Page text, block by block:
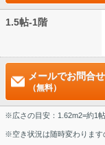
1.5帖-1階
メールでお問合せ
（無料）
※広さの目安：1.62m2=約1帖
※空き状況は随時変わります